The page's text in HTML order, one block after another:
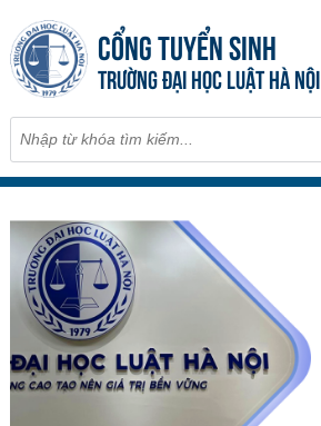
CỔNG TUYỂN SINH
TRƯỜNG ĐẠI HỌC LUẬT HÀ NỘI